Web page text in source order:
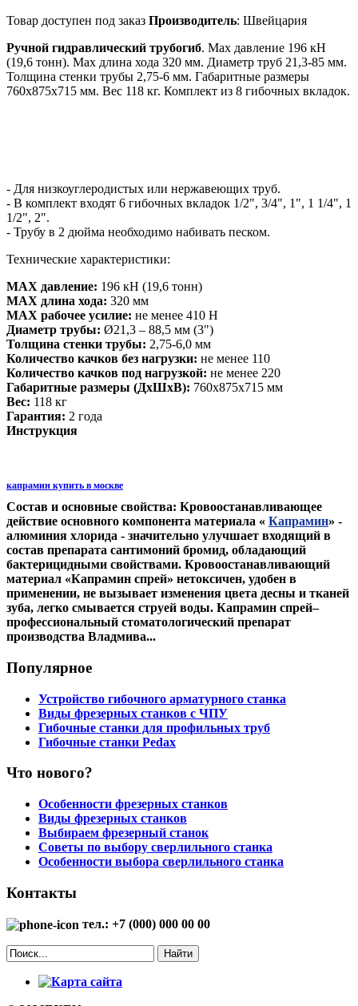
Товар доступен под заказ Производитель: Швейцария
Ручной гидравлический трубогиб. Мах давление 196 кН
(19,6 тонн). Мах длина хода 320 мм. Диаметр труб 21,3-85 мм.
Толщина стенки трубы 2,75-6 мм. Габаритные размеры
760х875х715 мм. Вес 118 кг. Комплект из 8 гибочных вкладок.
- Для низкоуглеродистых или нержавеющих труб.
- В комплект входят 6 гибочных вкладок 1/2", 3/4", 1", 1 1/4", 1
1/2", 2".
- Трубу в 2 дюйма необходимо набивать песком.
Технические характеристики:
МАХ давление: 196 кН (19,6 тонн)
МАХ длина хода: 320 мм
МАХ рабочее усилие: не менее 410 Н
Диаметр трубы: Ø21,3 – 88,5 мм (3")
Толщина стенки трубы: 2,75-6,0 мм
Количество качков без нагрузки: не менее 110
Количество качков под нагрузкой: не менее 220
Габаритные размеры (ДхШхВ): 760х875х715 мм
Вес: 118 кг
Гарантия: 2 года
Инструкция
капрамин купить в москве
Состав и основные свойства: Кровоостанавливающее
действие основного компонента материала « Капрамин» -
алюминия хлорида - значительно улучшает входящий в
состав препарата сантимоний бромид, обладающий
бактерицидными свойствами. Кровоостанавливающий
материал «Капрамин спрей» нетоксичен, удобен в
применении, не вызывает изменения цвета десны и тканей
зуба, легко смывается струей воды. Капрамин спрей–
профессиональный стоматологический препарат
производства Владмива...
Популярное
Устройство гибочного арматурного станка
Виды фрезерных станков с ЧПУ
Гибочные станки для профильных труб
Гибочные станки Pedax
Что нового?
Особенности фрезерных станков
Виды фрезерных станков
Выбираем фрезерный станок
Советы по выбору сверлильного станка
Особенности выбора сверлильного станка
Контакты
тел.: +7 (000) 000 00 00
Найти